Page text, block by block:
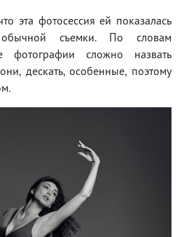
эта фотосессия ей показалась
обычной съемки. По словам
фотографии сложно назвать
дескать, особенные, поэтому